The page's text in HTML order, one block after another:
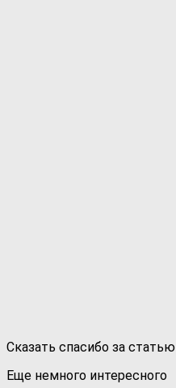
Сказать спасибо за статью
Еще немного интересного